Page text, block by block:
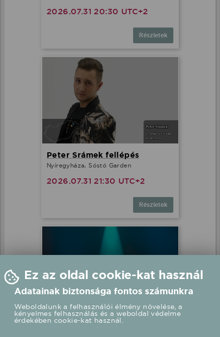
2026.07.31 20:30 UTC+2
Részletek
Peter Srámek fellépés
Nyíregyháza, Sóstó Garden
2026.07.31 21:30 UTC+2
Részletek
Gergely Róbert fellépés
Ez az oldal cookie-kat használ
Adatainak biztonsága fontos számunkra
Weboldalunk a felhasználói élmény növelése, a
kényelmes felhasználás és a weboldal védelme
érdekében cookie-kat használ.